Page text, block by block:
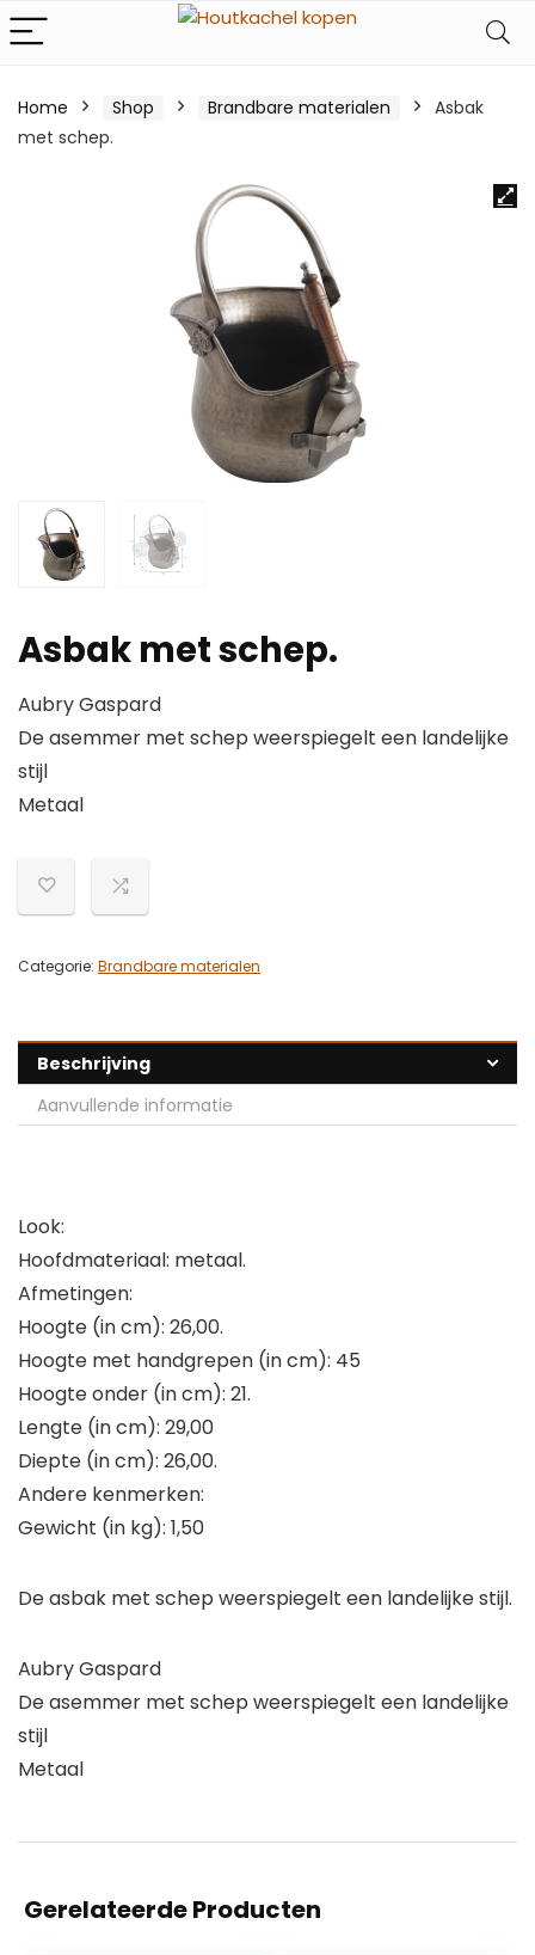
Home Shop Brandbare materialen
Asbak
met schep.
Asbak met schep.
Aubry Gaspard
De asemmer met schep weerspiegelt een landelijke
stijl
Metaal
Categorie: Brandbare materialen
Beschrijving
Aanvullende informatie
Look:
Hoofdmateriaal: metaal.
Afmetingen:
Hoogte (in cm): 26,00.
Hoogte met handgrepen (in cm): 45
Hoogte onder (in cm): 21.
Lengte (in cm): 29,00
Diepte (in cm): 26,00.
Andere kenmerken:
Gewicht (in kg): 1,50
De asbak met schep weerspiegelt een landelijke stijl.
Aubry Gaspard
De asemmer met schep weerspiegelt een landelijke
stijl
Metaal
Gerelateerde Producten